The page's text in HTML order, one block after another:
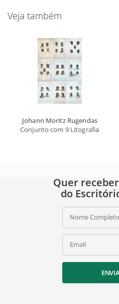
Veja também
Johann Moritz Rugendas
Conjunto com 9 Litografias
Quer
do
Nome Completo
Email